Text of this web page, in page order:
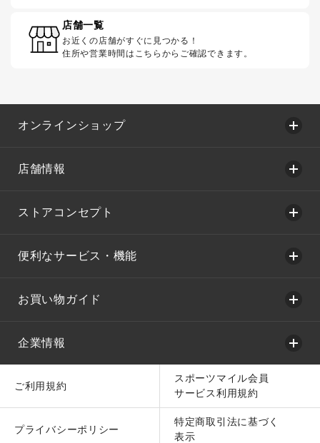
店舗一覧
お近くの店舗がすぐに見つかる！
住所や営業時間はこちらからご確認できます。
オンラインショップ
店舗情報
ストアコンセプト
便利なサービス・機能
お買い物ガイド
企業情報
ご利用規約
スポーツマイル会員
サービス利用規約
プライバシーポリシー
特定商取引法に基づく
表示